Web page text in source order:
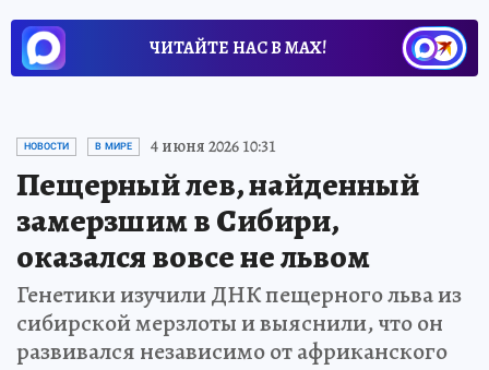
ЧИТАЙТЕ НАС В МАХ!
НОВОСТИ В МИРЕ 4 июня 2026 10:31
Пещерный лев, найденный
замерзшим в Сибири,
оказался вовсе не львом
Генетики изучили ДНК пещерного льва из
сибирской мерзлоты и выяснили, что он
развивался независимо от африканского